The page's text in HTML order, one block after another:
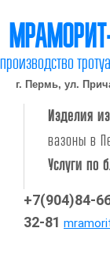
производство
г. Пермь, ул.
Изделия
вазоны в
Услуги по
+7(904)84-
32-81